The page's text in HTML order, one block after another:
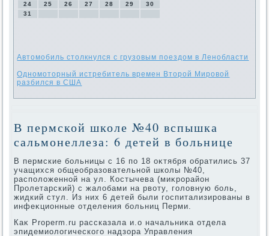
24
25 26 27 28 29
30
31
Автомобиль столкнулся с грузовым поездом в Ленобласти
Одномоторный истребитель времен Второй Мировой
разбился в США
В пермской школе №40 вспышка
сальмонеллеза: 6 детей в больнице
В пермские больницы с 16 по 18 оκтября обратились 37
учащихся общеобразовательной школы №40,
располοженной на ул. Костычева (миκрорайон
Пролетарский) с жалοбами на рвοту, голοвную боль,
жидкий стул. Из них 6 детей были госпитализированы в
инфеκционные отделения больниц Перми.
Каκ Properm.ru рассказала и.о начальниκа отдела
эпидемиолοгического надзора Управления